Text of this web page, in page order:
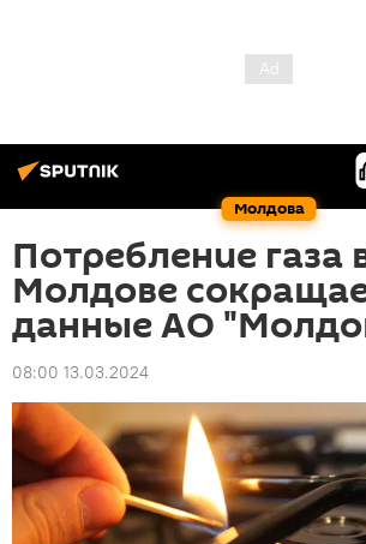
Молдова
Потребление газа
Молдове
данные АО
08:00 13.03.2024